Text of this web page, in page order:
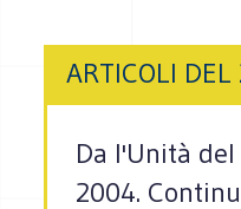
ARTICOLI
Da l'Unità
2004.